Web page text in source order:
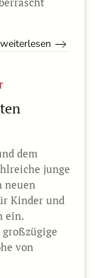
weiterlesen
dem
junge
neuen
Kinder und
ein.
von